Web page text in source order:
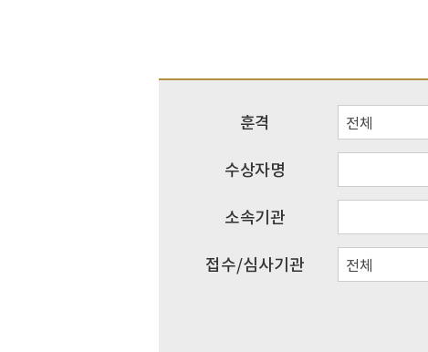
훈격 전체
수상자명
소속기관
접수/심사기관
전체